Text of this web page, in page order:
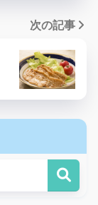
次の記事